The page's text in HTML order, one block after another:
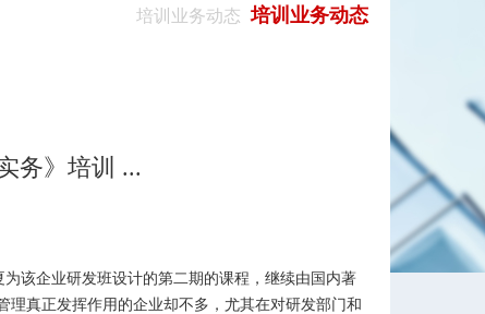
培训业务动态 培训业务动态
务》培训 ...
该企业研发班设计的第二期的课程，继续由国内著
真正发挥作用的企业却不多，尤其在对研发部门和